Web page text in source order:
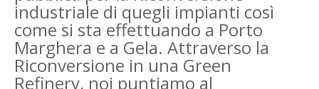
industriale di quegli impianti così
come si sta effettuando a Porto
Marghera e a Gela. Attraverso la
Riconversione in una Green
Refinery, noi puntiamo al